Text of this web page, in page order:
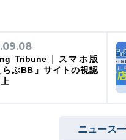
Tribune｜スマホ版
らぶBB」サイトの視認
ニュース